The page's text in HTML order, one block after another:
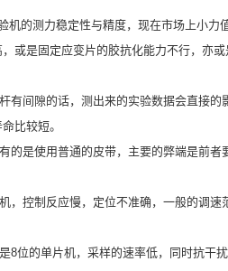
机的测力稳定性与精度，现在市场上小
或是固定应变片的胶抗化能力不行，亦
隙的话，测出来的实验数据会直接的
比较短。
是使用普通的皮带，主要的弊端是前者
控制反应慢，定位不准确，一般的调速
的单片机，采样的速率低，同时抗干扰